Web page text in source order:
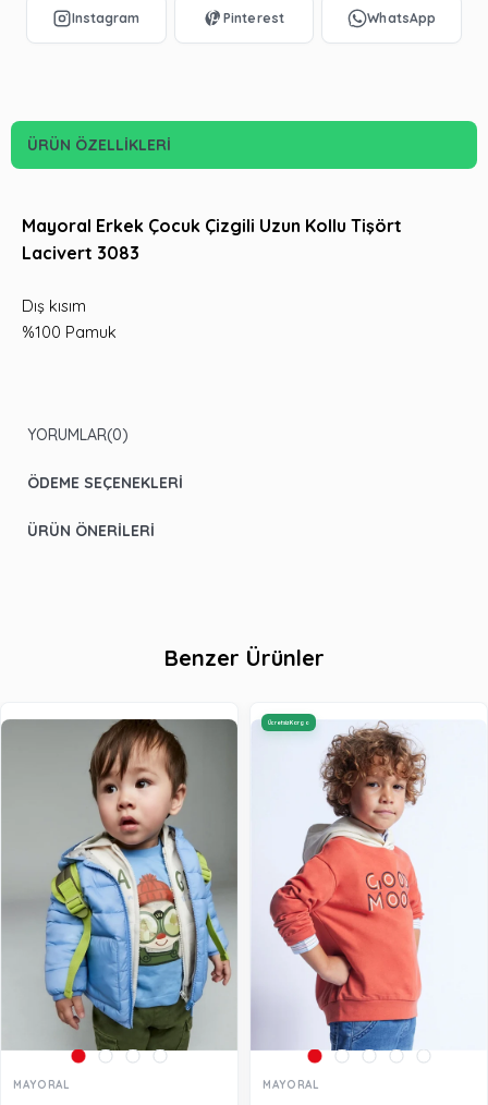
ÜRÜN ÖZELLIKLERI
Mayoral Erkek Çocuk Çizgili Uzun Kollu Tişört
Lacivert 3083
Dış kısım
%100 Pamuk
YORUMLAR(0)
ÖDEME SEÇENEKLERI
ÜRÜN ÖNERILERI
Benzer Ürünler
MAYORAL MAYORAL
Ücretsiz Kargo